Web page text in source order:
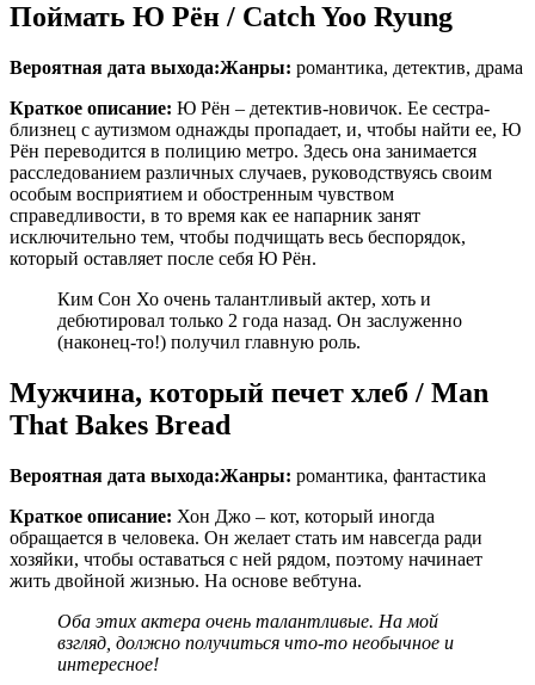
Поймать Ю Рён / Catch Yoo Ryung
Вероятная дата выхода:Жанры: романтика, детектив, драма
Краткое описание: Ю Рён – детектив-новичок. Ее сестра-
близнец с аутизмом однажды пропадает, и, чтобы найти ее, Ю
Рён переводится в полицию метро. Здесь она занимается
расследованием различных случаев, руководствуясь своим
особым восприятием и обостренным чувством
справедливости, в то время как ее напарник занят
исключительно тем, чтобы подчищать весь беспорядок,
который оставляет после себя Ю Рён.
Ким Сон Хо очень талантливый актер, хоть и
дебютировал только 2 года назад. Он заслуженно
(наконец-то!) получил главную роль.
Мужчина, который печет хлеб / Man
That Bakes Bread
Вероятная дата выхода:Жанры: романтика, фантастика
Краткое описание: Хон Джо – кот, который иногда
обращается в человека. Он желает стать им навсегда ради
хозяйки, чтобы оставаться с ней рядом, поэтому начинает
жить двойной жизнью. На основе вебтуна.
Оба этих актера очень талантливые. На мой
взгляд, должно получиться что-то необычное и
интересное!